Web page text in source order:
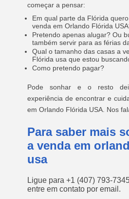
começar a pensar:
Em qual parte da Flórida
venda em Orlando Flórida
Pretendo apenas alugar? Ou
também servir para as férias
Qual o tamanho das casas a
Flórida usa que estou
Como pretendo pagar?
Pode sonhar e o resto
experiência de encontrar e
em Orlando Flórida USA. Nos
Para saber mais
a venda em
usa
Ligue para +1 (407) 793-
entre em contato por email.